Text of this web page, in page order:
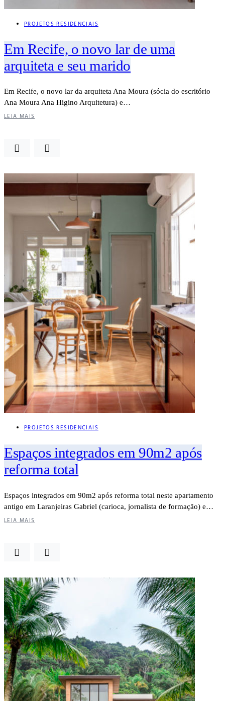
PROJETOS RESIDENCIAIS
Em Recife, o novo lar de uma
arquiteta e seu marido
Em Recife, o novo lar da arquiteta Ana Moura (sócia do escritório
Ana Moura Ana Higino Arquitetura) e…
LEIA MAIS
PROJETOS RESIDENCIAIS
Espaços integrados em 90m2 após
reforma total
Espaços integrados em 90m2 após reforma total neste apartamento
antigo em Laranjeiras Gabriel (carioca, jornalista de formação) e…
LEIA MAIS